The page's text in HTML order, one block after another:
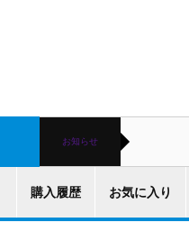
お知らせ
購入履歴 お気に入り